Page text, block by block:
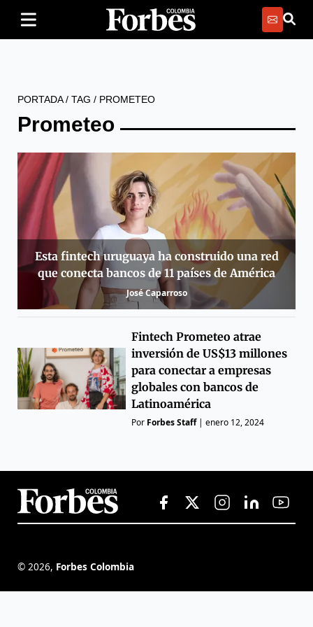
PORTADA/ TAG / PROMETEO
Prometeo
Esta fintech uruguaya ha construido una red
que conecta bancos de 11 países de América
José Caparroso
Fintech Prometeo atrae
inversión de US$13 millones
para conectar a empresas
globales con bancos de
Latinoamérica
Por Forbes Staff|enero 12, 2024
© 2026, Forbes Colombia